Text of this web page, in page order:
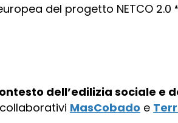
del progetto NETCO 2.0
dell’edilizia sociale e
MasCobado e